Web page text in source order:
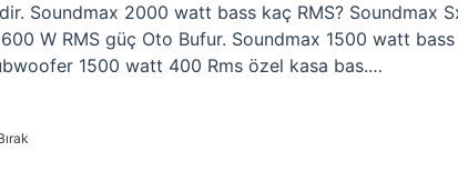
Soundmax 2000 watt bass kaç RMS? Soundmax
W RMS güç Oto Bufur. Soundmax 1500 watt bass
1500 watt 400 Rms özel kasa bas.…